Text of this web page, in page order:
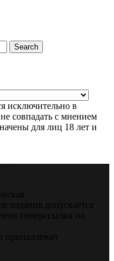
Search
исключительно в
совпадать с мнением
для лиц 18 лет и
издания допускается
гиперссылки на
принадлежат